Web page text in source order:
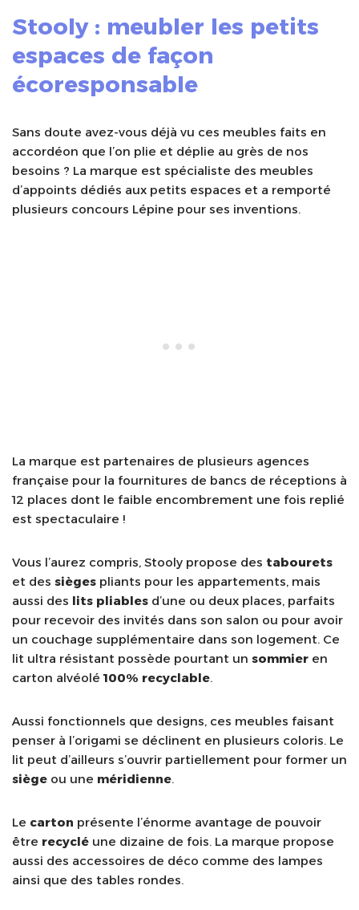
Stooly : meubler les petits
espaces de façon
écoresponsable
Sans doute avez-vous déjà vu ces meubles faits en
accordéon que l’on plie et déplie au grès de nos
besoins ? La marque est spécialiste des meubles
d’appoints dédiés aux petits espaces et a remporté
plusieurs concours Lépine pour ses inventions.
La marque est partenaires de plusieurs agences
française pour la fournitures de bancs de réceptions à
12 places dont le faible encombrement une fois replié
est spectaculaire !
Vous l’aurez compris, Stooly propose des tabourets
et des sièges pliants pour les appartements, mais
aussi des lits pliables d’une ou deux places, parfaits
pour recevoir des invités dans son salon ou pour avoir
un couchage supplémentaire dans son logement. Ce
lit ultra résistant possède pourtant un sommier en
carton alvéolé 100% recyclable.
Aussi fonctionnels que designs, ces meubles faisant
penser à l’origami se déclinent en plusieurs coloris. Le
lit peut d’ailleurs s’ouvrir partiellement pour former un
siège ou une méridienne.
Le carton présente l’énorme avantage de pouvoir
être recyclé une dizaine de fois. La marque propose
aussi des accessoires de déco comme des lampes
ainsi que des tables rondes.